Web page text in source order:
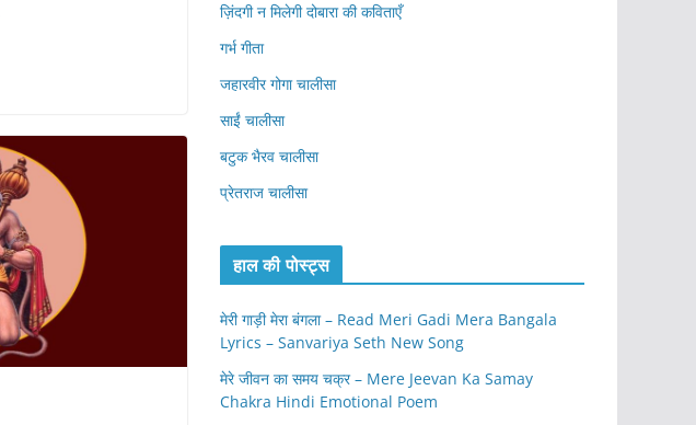
ज़िंदगी न मिलेगी दोबारा की कविताएँ
गर्भ गीता
जहारवीर गोगा चालीसा
साईं चालीसा
बटुक भैरव चालीसा
प्रेतराज चालीसा
हाल की पोस्ट्स
मेरी गाड़ी मेरा बंगला – Read Meri Gadi Mera Bangala
Lyrics – Sanvariya Seth New Song
मेरे जीवन का समय चक्र – Mere Jeevan Ka Samay
Chakra Hindi Emotional Poem